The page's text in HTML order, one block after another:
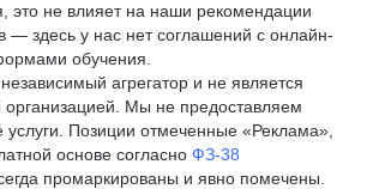
это не влияет на наши рекомендации
— здесь у нас нет соглашений с онлайн-
обучения.
агрегатор и не является
организацией. Мы не предоставляем
услуги. Позиции отмеченные «Реклама»,
основе согласно ФЗ-38
промаркированы и явно помечены.